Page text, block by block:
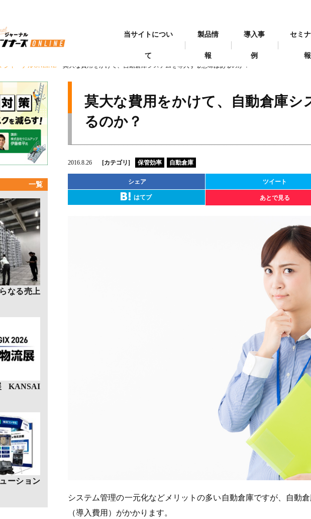
当サイトについ
て
製品情
報
導入事
例
セミ
報
ジャーナルONLINE > 莫大な費用をかけて、自動倉庫システムを導入する意味はあるのか？
一覧
なる売上
KANSAI
ーション
莫大な費用をかけて、自動倉庫シ
るのか？
2016.8.26 [カテゴリ] 保管効率 自動倉庫
シェア ツイート
はてブ あとで見る
システム管理の一元化などメリットの多い自動倉庫ですが、自動
（導入費用）がかかります。